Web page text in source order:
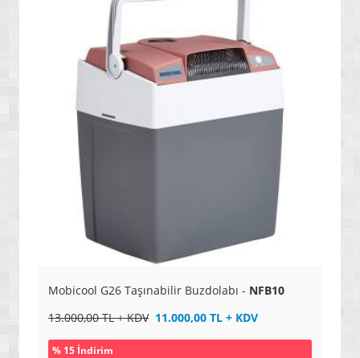
» EĞİTİM VE ÖĞRETİM SETLERİ
» OYUN PAKETLERİ / SETLER
» SPOR / DAĞCILIK / KAMP MALZEMELERİ
» HALI YIKAMA MAKİNELERİ / ÜRÜNLERİ
» EV ÜRÜNLERİ
» ÜTÜLEME SİSTEMLERİ
» YENİ NESİL AKILLI ÇAMAŞIR MAKİNELERİ
» NO FROST BUZDOLAPLARI / DONDURUCULAR
» YENİ NESİL ARAÇLAR / MOTORLAR
» AKILLI SAATLER
Mobicool G26 Taşınabilir Buzdolabı - NFB10
13.000,00 TL + KDV 11.000,00 TL + KDV
% 15 İndirim